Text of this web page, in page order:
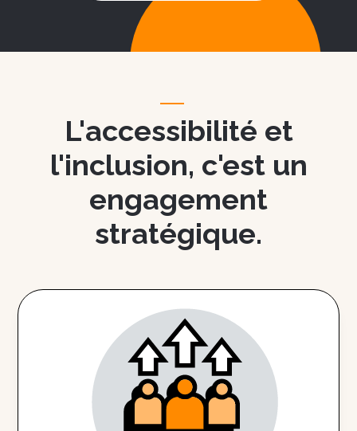
L'accessibilité et
l'inclusion, c'est un
engagement
stratégique.